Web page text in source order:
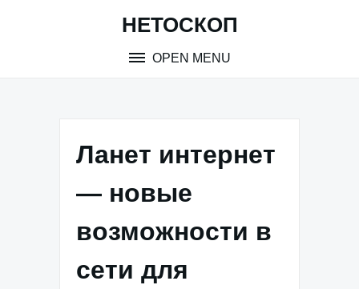
НЕТОСКОП
OPEN MENU
Ланет интернет
— новые
возможности в
сети для